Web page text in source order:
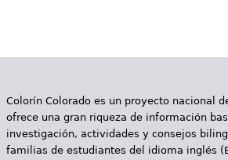
i
a
s
Colorín Colorado es un proyecto nacional
ofrece una gran riqueza de información
investigación, actividades y consejos
familias de estudiantes del idioma inglés